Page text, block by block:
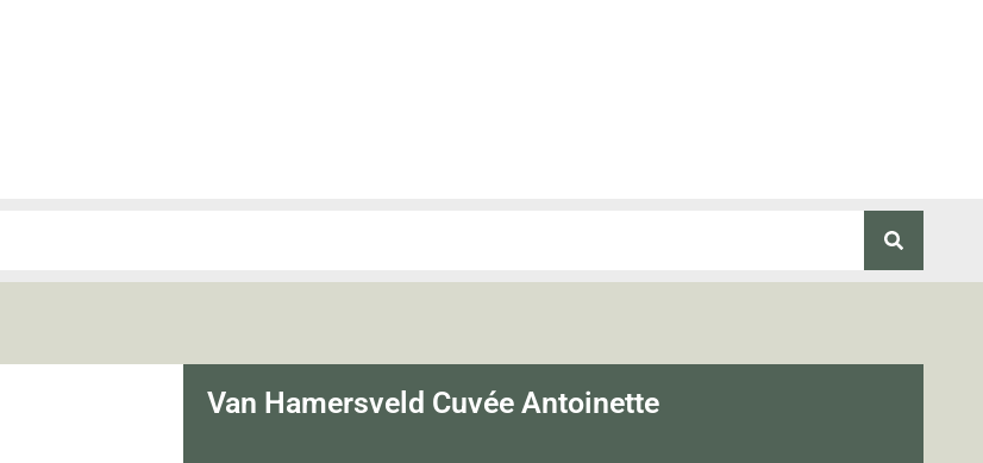
Van Hamersveld Cuvée Antoinette